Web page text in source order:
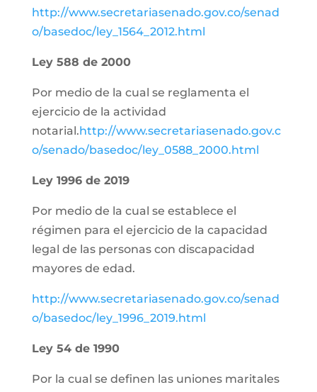
http://www.secretariasenado.gov.co/senad
o/basedoc/ley_1564_2012.html
Ley 588 de 2000
Por medio de la cual se reglamenta el
ejercicio de la actividad
notarial.http://www.secretariasenado.gov.c
o/senado/basedoc/ley_0588_2000.html
Ley 1996 de 2019
Por medio de la cual se establece el
régimen para el ejercicio de la capacidad
legal de las personas con discapacidad
mayores de edad.
http://www.secretariasenado.gov.co/senad
o/basedoc/ley_1996_2019.html
Ley 54 de 1990
Por la cual se definen las uniones maritales